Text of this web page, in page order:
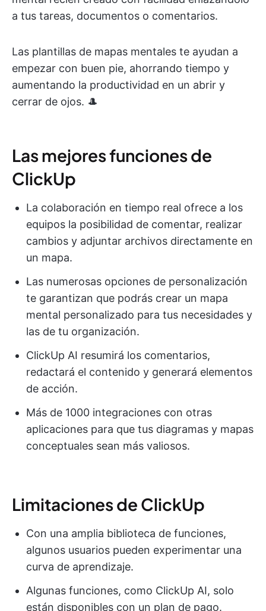
a tus tareas, documentos o comentarios.
Las plantillas de mapas mentales te ayudan a
empezar con buen pie, ahorrando tiempo y
aumentando la productividad en un abrir y
cerrar de ojos. 🎩
Las mejores funciones de
ClickUp
La colaboración en tiempo real ofrece a los
equipos la posibilidad de comentar, realizar
cambios y adjuntar archivos directamente en
un mapa.
Las numerosas opciones de personalización
te garantizan que podrás crear un mapa
mental personalizado para tus necesidades y
las de tu organización.
ClickUp AI resumirá los comentarios,
redactará el contenido y generará elementos
de acción.
Más de 1000 integraciones con otras
aplicaciones para que tus diagramas y mapas
conceptuales sean más valiosos.
Limitaciones de ClickUp
Con una amplia biblioteca de funciones,
algunos usuarios pueden experimentar una
curva de aprendizaje.
Algunas funciones, como ClickUp AI, solo
están disponibles con un plan de pago.